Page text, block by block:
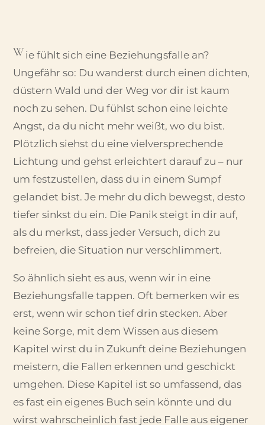
Wie fühlt sich eine Beziehungsfalle an?
Ungefähr so: Du wanderst durch einen dichten,
düstern Wald und der Weg vor dir ist kaum
noch zu sehen. Du fühlst schon eine leichte
Angst, da du nicht mehr weißt, wo du bist.
Plötzlich siehst du eine vielversprechende
Lichtung und gehst erleichtert darauf zu – nur
um festzustellen, dass du in einem Sumpf
gelandet bist. Je mehr du dich bewegst, desto
tiefer sinkst du ein. Die Panik steigt in dir auf,
als du merkst, dass jeder Versuch, dich zu
befreien, die Situation nur verschlimmert.
So ähnlich sieht es aus, wenn wir in eine
Beziehungsfalle tappen. Oft bemerken wir es
erst, wenn wir schon tief drin stecken. Aber
keine Sorge, mit dem Wissen aus diesem
Kapitel wirst du in Zukunft deine Beziehungen
meistern, die Fallen erkennen und geschickt
umgehen. Diese Kapitel ist so umfassend, das
es fast ein eigenes Buch sein könnte und du
wirst wahrscheinlich fast jede Falle aus eigener